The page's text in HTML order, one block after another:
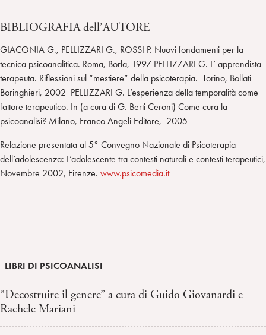
BIBLIOGRAFIA dell’AUTORE
GIACONIA G., PELLIZZARI G., ROSSI P. Nuovi fondamenti per la
tecnica psicoanalitica. Roma, Borla, 1997 PELLIZZARI G. L’ apprendista
terapeuta. Riflessioni sul “mestiere” della psicoterapia. Torino, Bollati
Boringhieri, 2002 PELLIZZARI G. L’esperienza della temporalità come
fattore terapeutico. In (a cura di G. Berti Ceroni) Come cura la
psicoanalisi? Milano, Franco Angeli Editore, 2005
Relazione presentata al 5° Convegno Nazionale di Psicoterapia
dell’adolescenza: L’adolescente tra contesti naturali e contesti terapeutici,
Novembre 2002, Firenze. www.psicomedia.it
LIBRI DI PSICOANALISI
“Decostruire il genere” a cura di Guido Giovanardi e
Rachele Mariani